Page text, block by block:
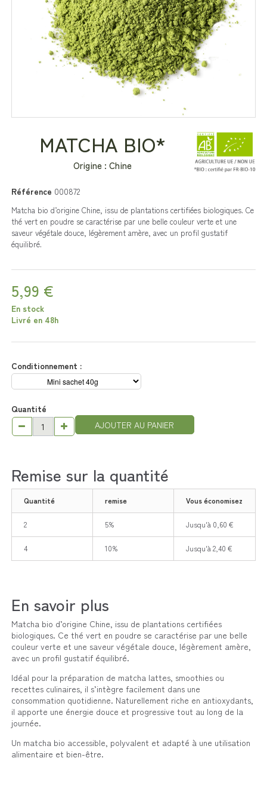
MATCHA BIO*
Origine : Chine
Référence 000872
Matcha bio d’origine Chine, issu de plantations certifiées biologiques. Ce
thé vert en poudre se caractérise par une belle couleur verte et une
saveur végétale douce, légèrement amère, avec un profil gustatif
équilibré.
5,99 €
En stock
Livré en 48h
Conditionnement :
Quantité
AJOUTER AU PANIER
Remise sur la quantité
Quantité remise Vous économisez
2 5% Jusqu'à 0,60 €
4 10% Jusqu'à 2,40 €
En savoir plus
Matcha bio d’origine Chine, issu de plantations certifiées
biologiques. Ce thé vert en poudre se caractérise par une belle
couleur verte et une saveur végétale douce, légèrement amère,
avec un profil gustatif équilibré.
Idéal pour la préparation de matcha lattes, smoothies ou
recettes culinaires, il s’intègre facilement dans une
consommation quotidienne. Naturellement riche en antioxydants,
il apporte une énergie douce et progressive tout au long de la
journée.
Un matcha bio accessible, polyvalent et adapté à une utilisation
alimentaire et bien-être.